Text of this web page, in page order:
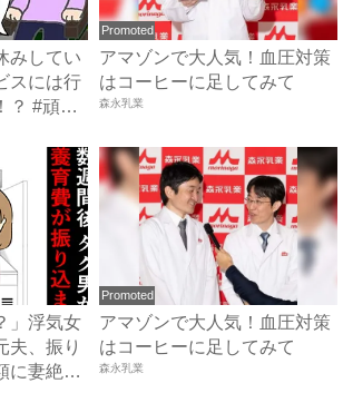
みしてい
スには行
？ #頑
Promoted
アマゾンで大人気！血圧対策
はコーヒーに足してみて
森永乳業
」浮気女
夫、振り
に妻絶句
Promoted
アマゾンで大人気！血圧対策
はコーヒーに足してみて
森永乳業